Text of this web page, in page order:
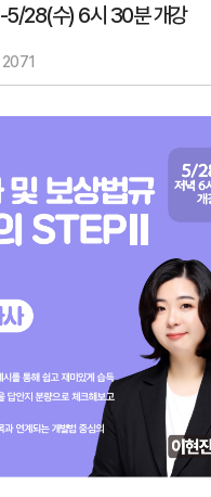
28(수) 6시 30분 개강
2071